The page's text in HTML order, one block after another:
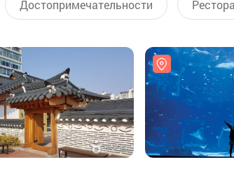
Достопримечательности